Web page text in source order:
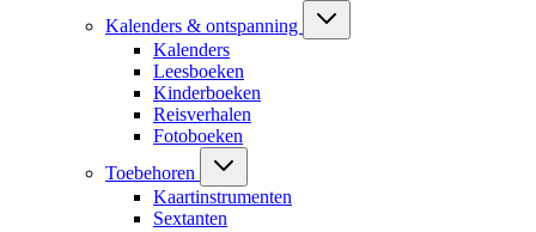
Kalenders & ontspanning
Kalenders
Leesboeken
Kinderboeken
Reisverhalen
Fotoboeken
Toebehoren
Kaartinstrumenten
Sextanten